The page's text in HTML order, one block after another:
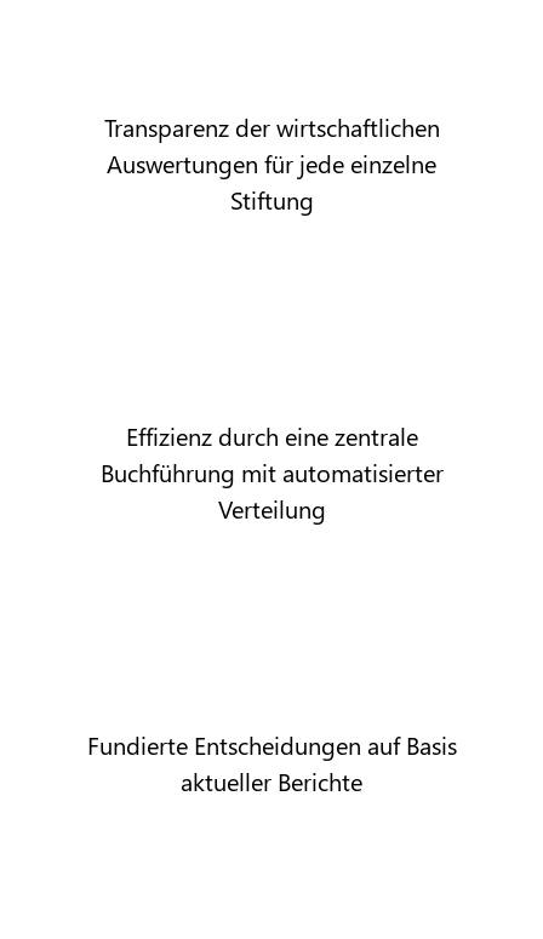
Transparenz der wirtschaftlichen
Auswertungen für jede einzelne
Stiftung
Effizienz durch eine zentrale
Buchführung mit automatisierter
Verteilung
Fundierte Entscheidungen auf Basis
aktueller Berichte